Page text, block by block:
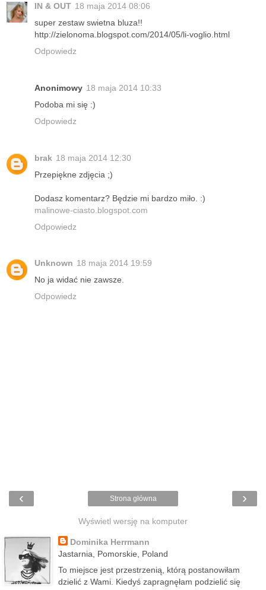
IN & OUT 18 maja 2014 08:06
super zestaw swietna bluza!!
http://zielonoma.blogspot.com/2014/05/li-voglio.html
Odpowiedz
Anonimowy 18 maja 2014 10:33
Podoba mi się :)
Odpowiedz
brak 18 maja 2014 12:30
Przepiękne zdjęcia ;)
Dodasz komentarz? Będzie mi bardzo miło. :)
malinowe-ciasto.blogspot.com
Odpowiedz
Unknown 18 maja 2014 19:59
No ja widać nie zawsze.
Odpowiedz
‹ ›
Strona główna
Wyświetl wersję na komputer
Dominika Herrmann
Jastarnia, Pomorskie, Poland
To miejsce jest przestrzenią, którą postanowiłam
dzielić z Wami. Kiedyś zapragnęłam podzielić się